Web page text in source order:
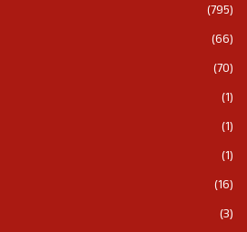
(795)
(66)
(70)
(1)
(1)
(1)
(16)
(3)